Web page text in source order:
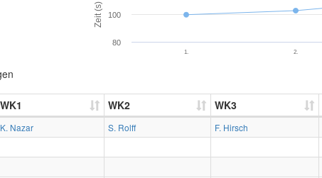
Zeit (s)
1. 2.
80
100
WK1 WK2 WK3
K. Nazar S. Rolff F. Hirsch